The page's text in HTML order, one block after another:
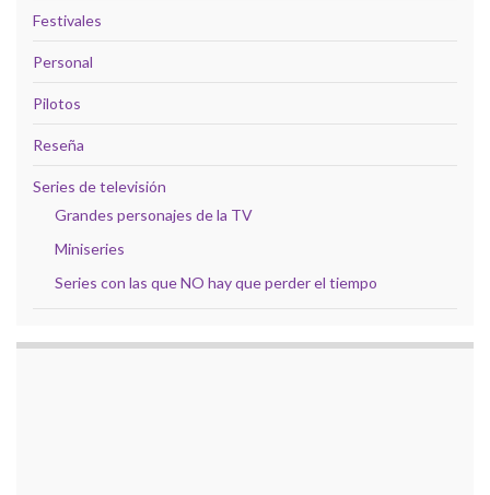
Festivales
Personal
Pilotos
Reseña
Series de televisión
Grandes personajes de la TV
Miniseries
Series con las que NO hay que perder el tiempo